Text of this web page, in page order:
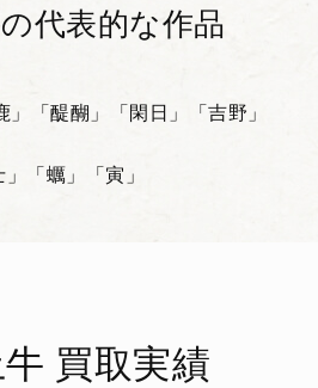
代表的な作品
」 「醍醐」 「閑日」 「吉野」
「蠣」 「寅」
買取実績